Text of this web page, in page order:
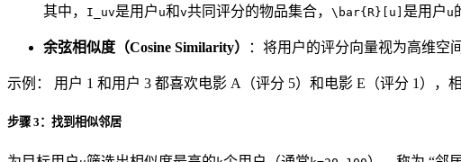
其中， I_uv是用户 u和v共同评分的物品集合， \bar{R}[u] 是用户 u
余弦相似度（Cosine Similarity） ：将用户的评分向量视为高维空
示例： 用户 1 和用户 3 都喜欢电影 A（评分 5）和电影 E（评分 1），
步骤 3：找到相似邻居